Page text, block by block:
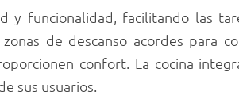
funcionalidad, facilitando las
de descanso acordes para
confort. La cocina
sus usuarios.